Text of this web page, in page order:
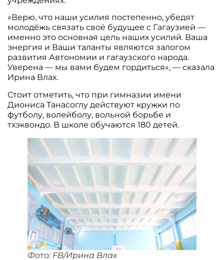
«Верю, что наши усилия постепенно, убедят
молодёжь связать своё будущее с Гагаузией —
именно это основная цель наших усилий. Ваша
энергия и Ваши таланты являются залогом
развития Автономии и гагаузского народа.
Уверена — мы вами будем гордиться», — сказала
Ирина Влах.
Стоит отметить, что при гимназии имени
Диониса Танасоглу действуют кружки по
футболу, волейболу, вольной борьбе и
тхэквондо. В школе обучаются 180 детей.
Фото: FB/Ирина Влах